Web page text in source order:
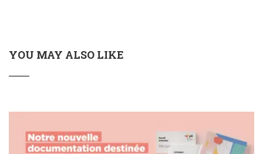
YOU MAY ALSO LIKE